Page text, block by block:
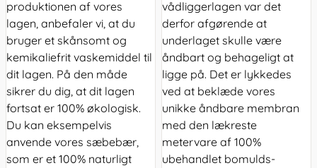
produktionen af vores
lagen, anbefaler vi, at du
bruger et skånsomt og
kemikaliefrit vaskemiddel til
dit lagen. På den måde
sikrer du dig, at dit lagen
fortsat er 100% økologisk.
Du kan eksempelvis
anvende vores sæbebær,
som er et 100% naturligt
vådliggerlagen var det
derfor afgørende at
underlaget skulle være
åndbart og behageligt at
ligge på. Det er lykkedes
ved at beklæde vores
unikke åndbare membran
med den lækreste
metervare af 100%
ubehandlet bomulds-